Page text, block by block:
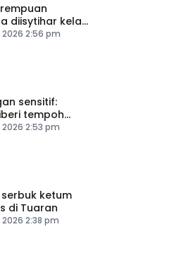
diisytihar kelab
terbesar di
2026 2:56 pm
sensitif:
tempoh
sistem2:53 pm
serbuk ketum
di Tuaran
2:38 pm